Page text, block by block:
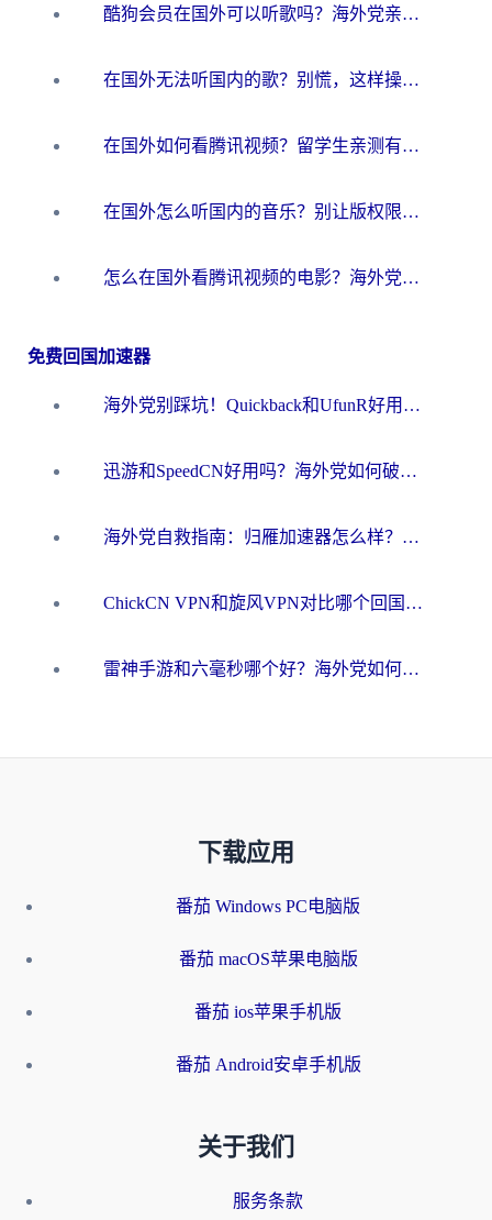
酷狗会员在国外可以听歌吗？海外党亲测有效：3步解决音乐权限难题
在国外无法听国内的歌？别慌，这样操作就能畅听QQ音乐（附亲测加速器推荐）
在国外如何看腾讯视频？留学生亲测有效的回国加速方案
在国外怎么听国内的音乐？别让版权限制断了你的华语歌单
怎么在国外看腾讯视频的电影？海外党亲测有效的回国加速指南
免费回国加速器
海外党别踩坑！Quickback和UfunR好用吗？选对回国加速器才能无缝刷国内资源
迅游和SpeedCN好用吗？海外党如何破解那道看不见的墙
海外党自救指南：归雁加速器怎么样？教你避开坑实现国内资源无缝访问
ChickCN VPN和旋风VPN对比哪个回国效果更好？海外用户的选择困境与出路
雷神手游和六毫秒哪个好？海外党如何真正解锁国内资源
下载应用
番茄 Windows PC电脑版
番茄 macOS苹果电脑版
番茄 ios苹果手机版
番茄 Android安卓手机版
关于我们
服务条款